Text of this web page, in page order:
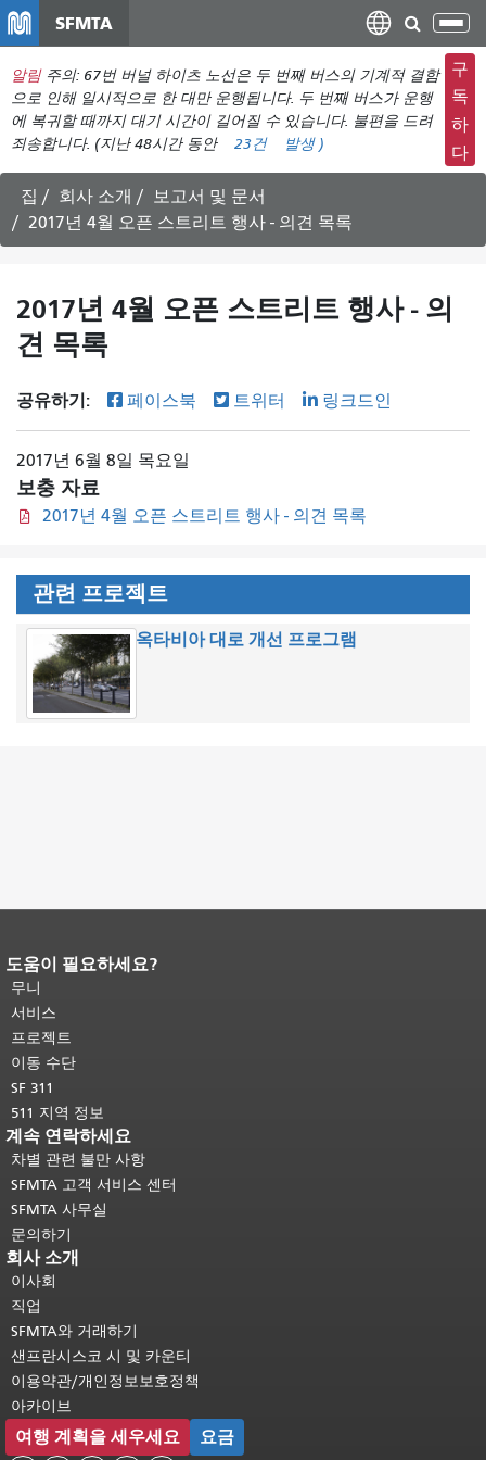
컨
텐
츠
로
건
너
뛰
기
SFMTA
탐
색
메
뉴
전
환
알림 주의: 67번 버널 하이츠 노선은 두 번째 버스의 기계적 결함
으로 인해 일시적으로 한 대만 운행됩니다. 두 번째 버스가 운행
에 복귀할 때까지 대기 시간이 길어질 수 있습니다. 불편을 드려
죄송합니다. (지난 48시간 동안
23건 발생 )
구
독
하
다
집 회사 소개
보고서 및 문서
2017년 4월 오픈 스트리트 행사 - 의견 목록
2017년 4월 오픈 스트리트 행사 - 의
견 목록
공유하기: 페이스북 트위터 링크드인
2017년 6월 8일 목요일
보충 자료
2017년 4월 오픈 스트리트 행사 - 의견 목록
관련 프로젝트
옥타비아 대로 개선 프로그램
페이지 내용 끝입니다.이 페이지의 나
머지 내용은 모든 페이지에 반복됩니
다.메인 콘텐츠 상단으로 돌아가려면
여기를 클릭하십시오
도움이 필요하세요?
무니
서비스
프로젝트
이동 수단
SF 311
511 지역 정보
계속 연락하세요
차별 관련 불만 사항
SFMTA 고객 서비스 센터
SFMTA 사무실
문의하기
회사 소개
이사회
직업
SFMTA와 거래하기
샌프란시스코 시 및 카운티
이용약관/개인정보보호정책
아카이브
여행 계획을 세우세요 요금